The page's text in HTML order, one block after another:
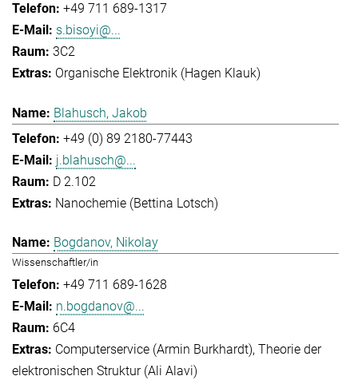
+49 711 689-1317
s.bisoyi@...
3C2
Organische Elektronik (Hagen Klauk)
Blahusch, Jakob
+49 (0) 89 2180-77443
j.blahusch@...
D 2.102
Nanochemie (Bettina Lotsch)
Bogdanov, Nikolay
Wissenschaftler/in
+49 711 689-1628
n.bogdanov@...
6C4
Computerservice (Armin Burkhardt) Theorie der
elektronischen Struktur (Ali Alavi)